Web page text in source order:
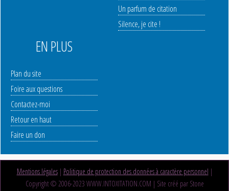
Un parfum de citation
Silence, je cite !
EN PLUS
Plan du site
Foire aux questions
Contactez-moi
Retour en haut
Faire un don
Mentions légales| Politique de protection des données à caractère personnel |
Copyright © 2006-2023 WWW.INTOXITATION.COM | Site créé par Stone